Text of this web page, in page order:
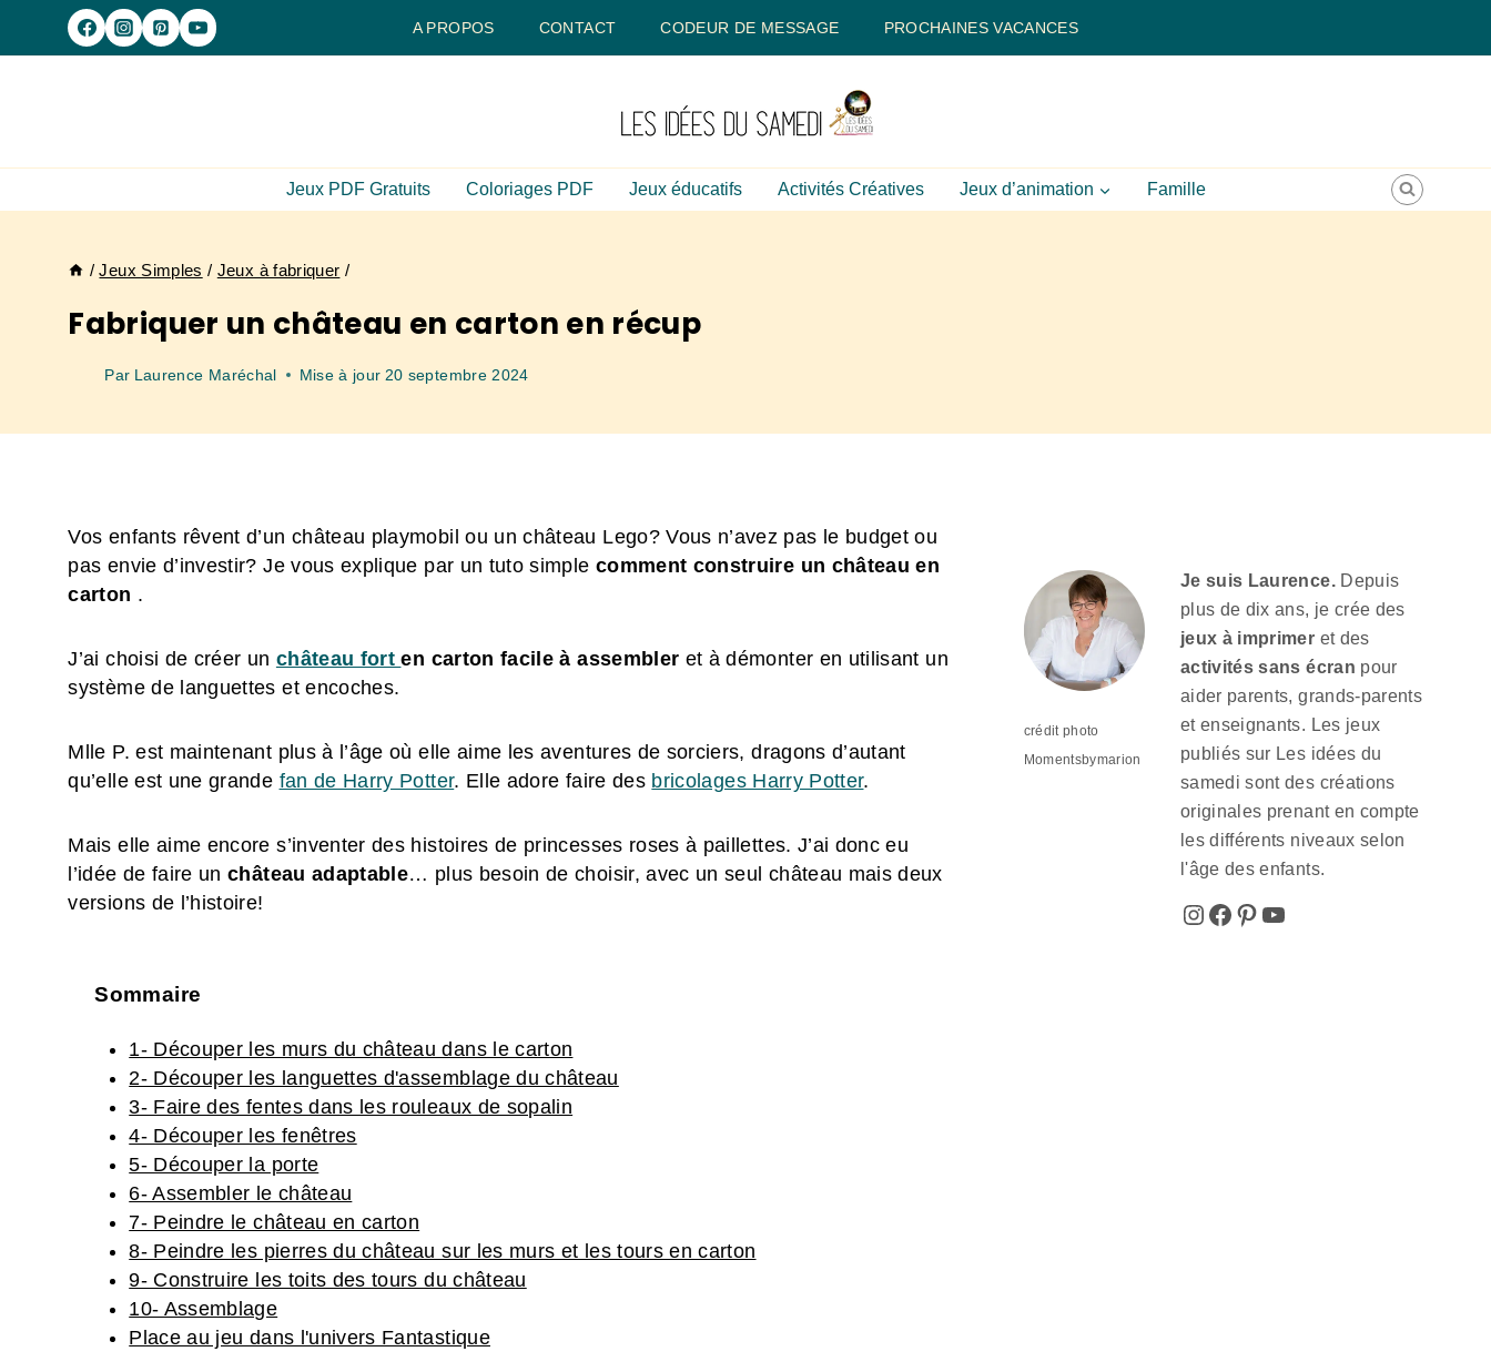
A PROPOS CONTACT CODEUR DE MESSAGE PROCHAINES VACANCES
Jeux PDF Gratuits Coloriages PDF Jeux éducatifs Activités Créatives Jeux d’animation Famille
/ Jeux Simples / Jeux à fabriquer /
Fabriquer un château en carton en récup
Par Laurence Maréchal Mise à jour 20 septembre 2024
Vos enfants rêvent d’un château playmobil ou un château Lego? Vous n’avez pas le budget ou
pas envie d’investir? Je vous explique par un tuto simple comment construire un château en
carton .
J’ai choisi de créer un château forten carton facile à assembler et à démonter en utilisant un
système de languettes et encoches.
Mlle P. est maintenant plus à l’âge où elle aime les aventures de sorciers, dragons d’autant
qu’elle est une grande fan de Harry Potter. Elle adore faire des bricolages Harry Potter.
Mais elle aime encore s’inventer des histoires de princesses roses à paillettes. J’ai donc eu
l’idée de faire unchâteau adaptable… plus besoin de choisir, avec un seul château mais deux
versions de l’histoire!
Sommaire
1- Découper les murs du château dans le carton
2- Découper les languettes d'assemblage du château
3- Faire des fentes dans les rouleaux de sopalin
4- Découper les fenêtres
5- Découper la porte
6- Assembler le château
7- Peindre le château en carton
8- Peindre les pierres du château sur les murs et les tours en carton
9- Construire les toits des tours du château
10- Assemblage
Place au jeu dans l'univers Fantastique
crédit photo
Momentsbymarion
Je suis Laurence.Depuis
plus de dix ans, je crée des
jeux à imprimer et des
activités sans écran pour
aider parents, grands-parents
et enseignants. Les jeux
publiés sur Les idées du
samedi sont des créations
originales prenant en compte
les différents niveaux selon
l'âge des enfants.
Instagram
Facebook
Pinterest
YouTube